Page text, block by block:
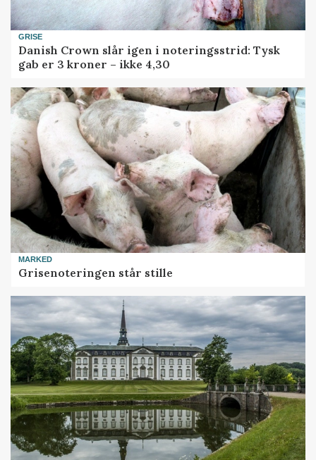
GRISE
Danish Crown slår igen i noteringsstrid: Tysk
gab er 3 kroner – ikke 4,30
MARKED
Grisenoteringen står stille